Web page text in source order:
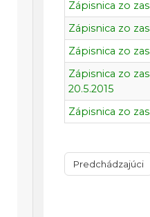
Zápisnica zo
Zápisnica zo
Zápisnica zo
Zápisnica zo
20.5.2015
Zápisnica zo
Predchádzajúci